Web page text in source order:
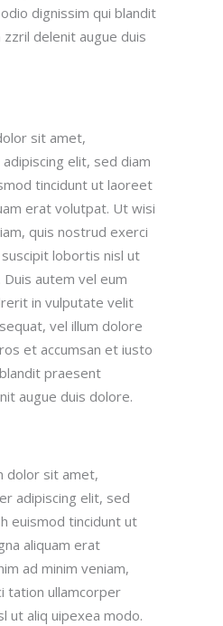
dignissim qui blandit
delenit augue duis
sit amet,
elit, sed diam
tincidunt ut laoreet
erat volutpat. Ut wisi
quis nostrud exerci
lobortis nisl ut
autem vel eum
in vulputate velit
vel illum dolore
et accumsan et iusto
praesent
augue duis dolore.
dolor sit amet,
adipiscing elit, sed
euismod tincidunt ut
aliquam erat
ad minim veniam,
tation ullamcorper
ut aliq uipexea modo.